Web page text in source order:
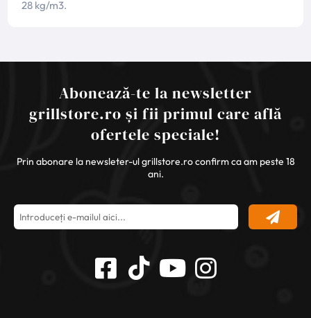
28 kg/m3.
Abonează-te la newsletter
grillstore.ro și fii primul care află
ofertele speciale!
Prin abonare la newsleter-ul grillstore.ro confirm ca am peste 18
ani.